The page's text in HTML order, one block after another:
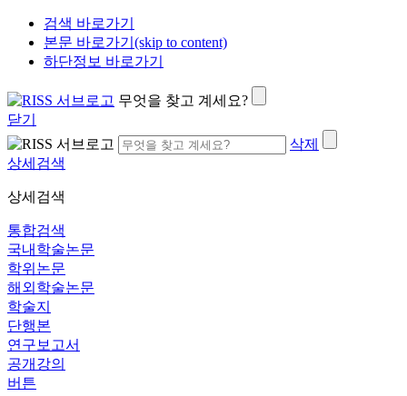
검색 바로가기
본문 바로가기(skip to content)
하단정보 바로가기
무엇을 찾고 계세요?
닫기
삭제
상세검색
상세검색
통합검색
국내학술논문
학위논문
해외학술논문
학술지
단행본
연구보고서
공개강의
버튼